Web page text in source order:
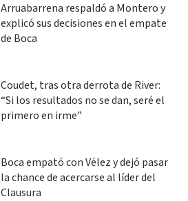
Arruabarrena respaldó a Montero y
explicó sus decisiones en el empate
de Boca
Coudet, tras otra derrota de River:
“Si los resultados no se dan, seré el
primero en irme”
Boca empató con Vélez y dejó pasar
la chance de acercarse al líder del
Clausura